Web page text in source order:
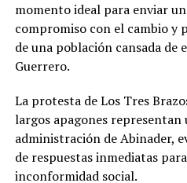
momento ideal para enviar
compromiso con el cambio y
de una población cansada de
Guerrero.
La protesta de Los Tres
largos apagones
administración de Abinader,
de respuestas inmediatas
inconformidad social.